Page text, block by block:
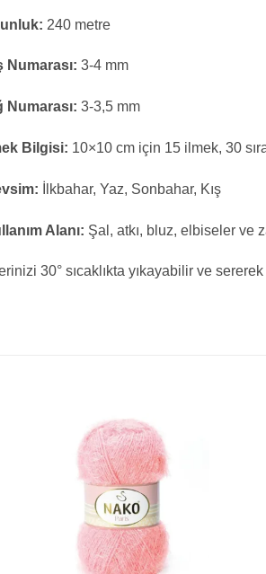
240 metre
Numarası: 3-4 mm
Numarası: 3-3,5 mm
Bilgisi: 10×10 cm için 15 ilmek, 30
İlkbahar, Yaz, Sonbahar, Kış
Alanı: Şal, atkı, bluz, elbiseler ve
30° sıcaklıkta yıkayabilir ve